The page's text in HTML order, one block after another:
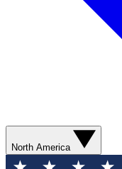
North America